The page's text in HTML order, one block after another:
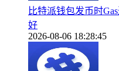
比特派钱包发币时
好
2026-08-06 18:28:45